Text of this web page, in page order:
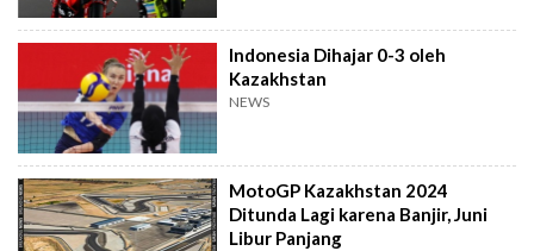
Indonesia Dihajar 0-3 oleh
Kazakhstan
NEWS
MotoGP Kazakhstan 2024
Ditunda Lagi karena Banjir, Juni
Libur Panjang